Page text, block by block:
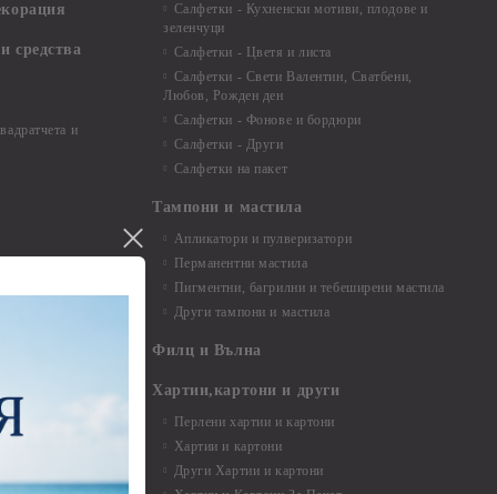
средства
и
Салфетки - Кухненски мотиви, плодове и
зеленчуци
Салфетки - Цветя и листа
Салфетки - Свети Валентин, Сватбени,
Любов, Рожден ден
Салфетки - Фонове и бордюри
Салфетки - Други
Салфетки на пакет
Тампони и мастила
Апликатори и пулверизатори
Перманентни мастила
Пигментни, багрилни и тебеширени мастила
Други тампони и мастила
Филц и Вълна
Хартии,картони и други
Перлени хартии и картони
Хартии и картони
Други Хартии и картони